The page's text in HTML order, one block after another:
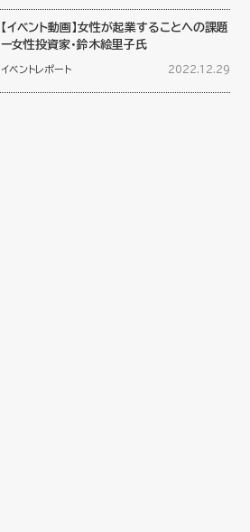
【イベント動画】女性が起業することへの課題
ー女性投資家・鈴木絵里子氏
イベントレポート 2022.12.29